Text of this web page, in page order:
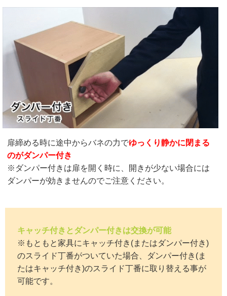
扉締める時に途中からバネの力でゆっくり静かに閉まる
のがダンパー付き
※ダンパー付きは扉を開く時に、開きが少ない場合には
ダンパーが効きませんのでご注意ください。
キャッチ付きとダンパー付きは交換が可能
※もともと家具にキャッチ付き(またはダンパー付き)
のスライド丁番がついていた場合、ダンパー付き(ま
たはキャッチ付き)のスライド丁番に取り替える事が
可能です。